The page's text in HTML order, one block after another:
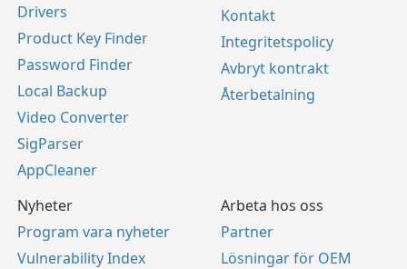
Drivers
Product Key Finder
Password Finder
Local Backup
Video Converter
SigParser
AppCleaner
Kontakt
Integritetspolicy
Avbryt kontrakt
Återbetalning
Nyheter
Program vara nyheter
Vulnerability Index
Arbeta hos oss
Partner
Lösningar för OEM